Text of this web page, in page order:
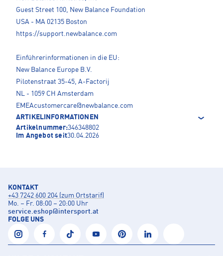
Guest Street 100, New Balance Foundation
USA - MA 02135 Boston
https://support.newbalance.com
Einführerinformationen in die EU:
New Balance Europe B.V.
Pilotenstraat 35-45, A-Factorij
NL - 1059 CH Amsterdam
EMEAcustomercare@newbalance.com
ARTIKELINFORMATIONEN
Artikelnummer:346348802
Im Angebot seit30.04.2026
KONTAKT
+43 7242 600 204 (zum Ortstarif)
Mo. – Fr. 08:00 – 20:00 Uhr
service.eshop@intersport.at
FOLGE UNS